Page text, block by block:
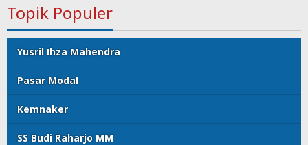
Topik Populer
Yusril Ihza Mahendra
Pasar Modal
Kemnaker
SS Budi Raharjo MM